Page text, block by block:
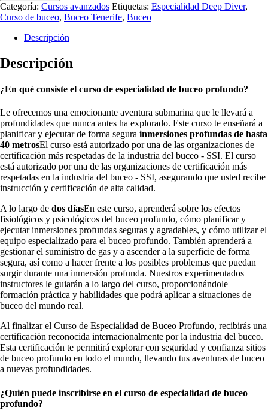
Categoría: Cursos avanzados Etiquetas: Especialidad Deep Diver,
Curso de buceo, Buceo Tenerife, Buceo
Descripción
Descripción
¿En qué consiste el curso de especialidad de buceo profundo?
Le ofrecemos una emocionante aventura submarina que le llevará a
profundidades que nunca antes ha explorado. Este curso te enseñará a
planificar y ejecutar de forma segura inmersiones profundas de hasta
40 metrosEl curso está autorizado por una de las organizaciones de
certificación más respetadas de la industria del buceo - SSI. El curso
está autorizado por una de las organizaciones de certificación más
respetadas en la industria del buceo - SSI, asegurando que usted recibe
instrucción y certificación de alta calidad.
A lo largo de dos díasEn este curso, aprenderá sobre los efectos
fisiológicos y psicológicos del buceo profundo, cómo planificar y
ejecutar inmersiones profundas seguras y agradables, y cómo utilizar el
equipo especializado para el buceo profundo. También aprenderá a
gestionar el suministro de gas y a ascender a la superficie de forma
segura, así como a hacer frente a los posibles problemas que puedan
surgir durante una inmersión profunda. Nuestros experimentados
instructores le guiarán a lo largo del curso, proporcionándole
formación práctica y habilidades que podrá aplicar a situaciones de
buceo del mundo real.
Al finalizar el Curso de Especialidad de Buceo Profundo, recibirás una
certificación reconocida internacionalmente por la industria del buceo.
Esta certificación te permitirá explorar con seguridad y confianza sitios
de buceo profundo en todo el mundo, llevando tus aventuras de buceo
a nuevas profundidades.
¿Quién puede inscribirse en el curso de especialidad de buceo
profundo?